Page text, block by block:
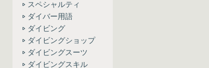
スペシャルティ
ダイバー用語
ダイビング
ダイビングショップ
ダイビングスーツ
ダイビングスキル